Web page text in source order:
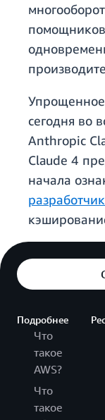
помощников
сегодня во
Anthropic
Claude 4
начала
Подробнее
Что
такое
AWS?
Что
такое